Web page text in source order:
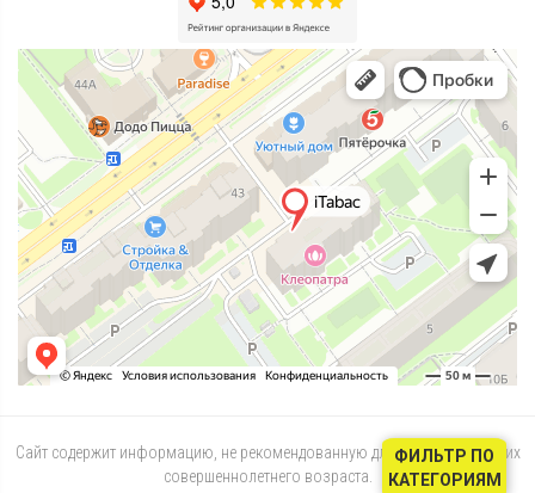
Сайт содержит информацию, не рекомендованную для лиц, не достигших
совершеннолетнего возраста.
ФИЛЬТР ПО
КАТЕГОРИЯМ